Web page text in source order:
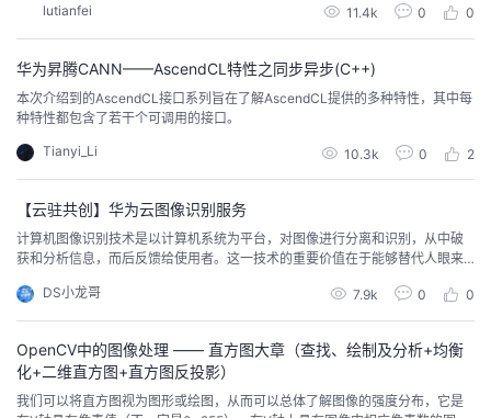
动
关
注
开
发
者
学
堂
我
我
的
Programs
我
的
支
持
的
我
et/qq_39300235/article/de...
lutianfei 11.4k 0 0
华为昇腾CANN——AscendCL特性之同步异步(C++)
本次介绍到的AscendCL接口系列旨在了解AscendCL提供的多种特性，其中每
种特性都包含了若干个可调用的接口。
Tianyi_Li 10.3k 0 2
【云驻共创】华为云图像识别服务
计算机图像识别技术是以计算机系统为平台，对图像进行分离和识别，从中破
获和分析信息，而后反馈给使用者。这一技术的重要价值在于能够替代人眼来
用的非常广泛，涉及的行业也非常多，这篇文章介绍的主要是名人识别、物体
标签识别、物体分类，翻拍识别等。华为云的图像识别接口里还提供了文字识
DS小龙哥 7.9k 0 0
OpenCV中的图像处理 —— 直方图大章（查找、绘制及分析+均衡
化+二维直方图+直方图反投影）
我们可以将直方图视为图形或绘图，从而可以总体了解图像的强度分布，它是